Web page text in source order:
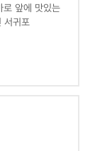
로 앞에 맛있는
서귀포